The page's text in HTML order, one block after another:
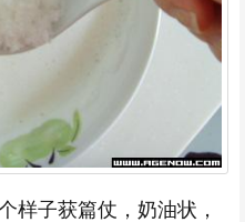
样子获篇仗，奶油状，